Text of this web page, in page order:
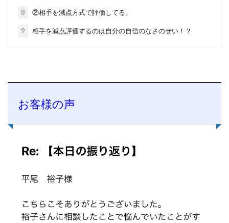
8 ②相手を減点方式で評価してる。
9 相手を減点評価するのは自分の自信のなさのせい！？
お客様の声